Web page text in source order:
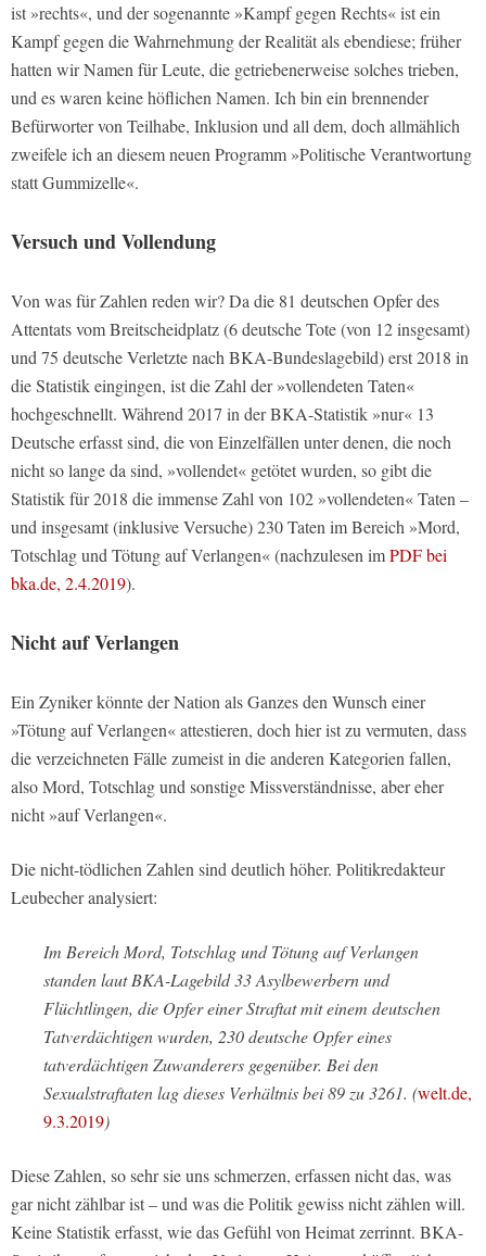
ist »rechts«, und der sogenannte »Kampf gegen Rechts« ist ein
Kampf gegen die Wahrnehmung der Realität als ebendiese; früher
hatten wir Namen für Leute, die getriebenerweise solches trieben,
und es waren keine höflichen Namen. Ich bin ein brennender
Befürworter von Teilhabe, Inklusion und all dem, doch allmählich
zweifele ich an diesem neuen Programm »Politische Verantwortung
statt Gummizelle«.
Versuch und Vollendung
Von was für Zahlen reden wir? Da die 81 deutschen Opfer des
Attentats vom Breitscheidplatz (6 deutsche Tote (von 12 insgesamt)
und 75 deutsche Verletzte nach BKA-Bundeslagebild) erst 2018 in
die Statistik eingingen, ist die Zahl der »vollendeten Taten«
hochgeschnellt. Während 2017 in der BKA-Statistik »nur« 13
Deutsche erfasst sind, die von Einzelfällen unter denen, die noch
nicht so lange da sind, »vollendet« getötet wurden, so gibt die
Statistik für 2018 die immense Zahl von 102 »vollendeten« Taten –
und insgesamt (inklusive Versuche) 230 Taten im Bereich »Mord,
Totschlag und Tötung auf Verlangen« (nachzulesen imPDF bei
bka.de, 2.4.2019).
Nicht auf Verlangen
Ein Zyniker könnte der Nation als Ganzes den Wunsch einer
»Tötung auf Verlangen« attestieren, doch hier ist zu vermuten, dass
die verzeichneten Fälle zumeist in die anderen Kategorien fallen,
also Mord, Totschlag und sonstige Missverständnisse, aber eher
nicht »auf Verlangen«.
Die nicht-tödlichen Zahlen sind deutlich höher. Politikredakteur
Leubecher analysiert:
Im Bereich Mord, Totschlag und Tötung auf Verlangen
standen laut BKA-Lagebild 33 Asylbewerbern und
Flüchtlingen, die Opfer einer Straftat mit einem deutschen
Tatverdächtigen wurden, 230 deutsche Opfer eines
tatverdächtigen Zuwanderers gegenüber. Bei den
Sexualstraftaten lag dieses Verhältnis bei 89 zu 3261. (welt.de,
9.3.2019)
Diese Zahlen, so sehr sie uns schmerzen, erfassen nicht das, was
gar nicht zählbar ist – und was die Politik gewiss nicht zählen will.
Keine Statistik erfasst, wie das Gefühl von Heimat zerrinnt. BKA-